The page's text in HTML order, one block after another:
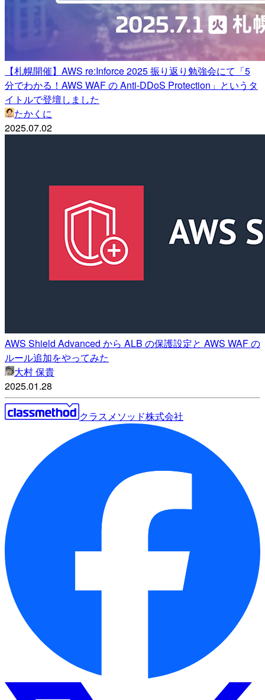
【札幌開催】AWS re:Inforce 2025 振り返り勉強会にて「5
分でわかる！AWS WAF の Anti-DDoS Protection」というタ
イトルで登壇しました
たかくに
2025.07.02
AWS Shield Advanced から ALB の保護設定と AWS WAF の
ルール追加をやってみた
大村 保貴
2025.01.28
クラスメソッド株式会社